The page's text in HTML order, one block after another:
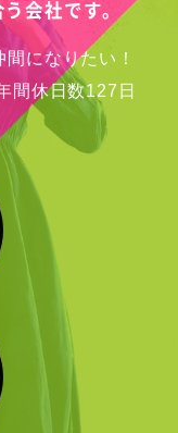
う会社です。
になりたい！
間休日数127日